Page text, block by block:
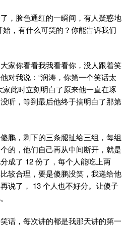
，脸色通红的一瞬间，有人疑惑地
，有什么可笑的？你能告诉我们
家你看看我我看看你，没人跟着笑
对我说：“润涛，你第一个笑话太
此时立刻明白了原来他一直在琢
听，等到最后他终于搞明白了那第
鹏，剩下的三条腿扯给三组，每组
的，他们自己再从中间断开，就是
成了 12 份了，每个人能吃上两
较合理，要是傻鹏没笑，我递给他
说了， 13 个人也不好分。让傻子
话，每次讲的都是我那天讲的第一